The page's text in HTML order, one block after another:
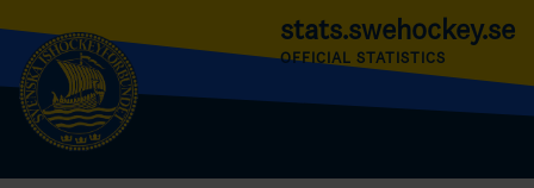
stats.swehockey.se
OFFICIAL STATISTICS